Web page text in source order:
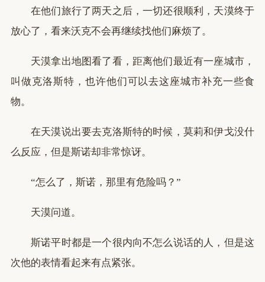
在他们旅行了两天之后，一切还很顺利，天漠终于
放心了，看来沃克不会再继续找他们麻烦了。
天漠拿出地图看了看，距离他们最近有一座城市，
叫做克洛斯特，也许他们可以去这座城市补充一些食
物。
在天漠说出要去克洛斯特的时候，莫莉和伊戈没什
么反应，但是斯诺却非常惊讶。
“怎么了，斯诺，那里有危险吗？”
天漠问道。
斯诺平时都是一个很内向不怎么说话的人，但是这
次他的表情看起来有点紧张。